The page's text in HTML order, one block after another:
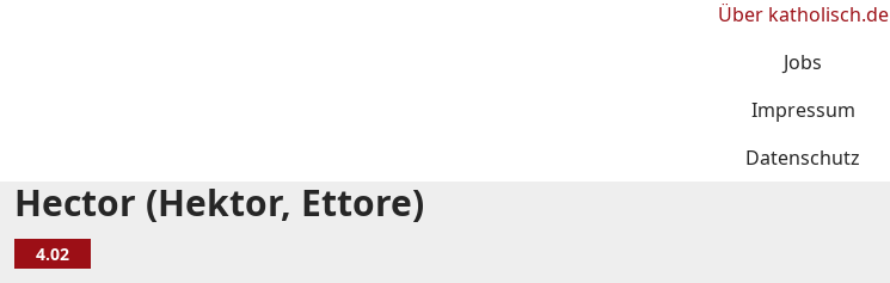
Über katholisch.de
Jobs
Impressum
Datenschutz
Hector (Hektor, Ettore)
4.02